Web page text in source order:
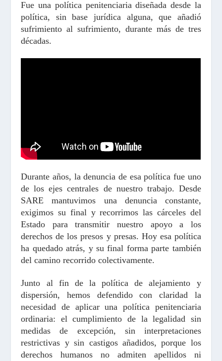
Fue una política penitenciaria diseñada desde la
política, sin base jurídica alguna, que añadió
sufrimiento al sufrimiento, durante más de tres
décadas.
Durante años, la denuncia de esa política fue uno
de los ejes centrales de nuestro trabajo. Desde
SARE mantuvimos una denuncia constante,
exigimos su final y recorrimos las cárceles del
Estado para transmitir nuestro apoyo a los
derechos de los presos y presas. Hoy esa política
ha quedado atrás, y su final forma parte también
del camino recorrido colectivamente.
Junto al fin de la política de alejamiento y
dispersión, hemos defendido con claridad la
necesidad de aplicar una política penitenciaria
ordinaria: el cumplimiento de la legalidad sin
medidas de excepción, sin interpretaciones
restrictivas y sin castigos añadidos, porque los
derechos humanos no admiten apellidos ni